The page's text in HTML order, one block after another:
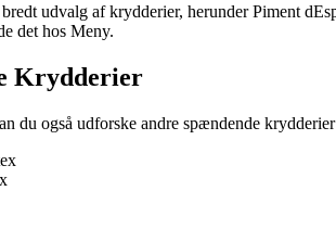
udvalg af krydderier, herunder Piment
det hos Meny.
Krydderier
du også udforske andre spændende